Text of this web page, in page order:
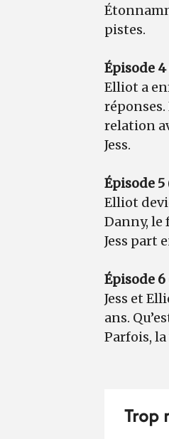
pistes.
Épisode 4
Elliot a
réponses.
relation
Jess.
Épisode 5
Elliot
Danny,
Jess part
Épisode 6
Jess et
ans.
Parfois,
Trop